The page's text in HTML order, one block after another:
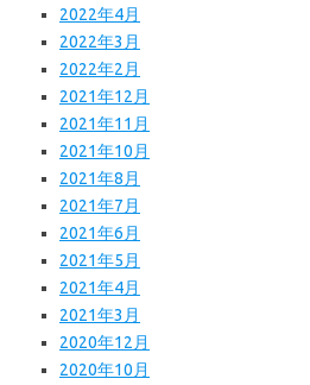
2022年4月
2022年3月
2022年2月
2021年12月
2021年11月
2021年10月
2021年8月
2021年7月
2021年6月
2021年5月
2021年4月
2021年3月
2020年12月
2020年10月